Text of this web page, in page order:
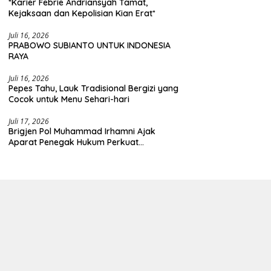
*Karier Febrie Andriansyah Tamat,
Kejaksaan dan Kepolisian Kian Erat*
Juli 16, 2026
PRABOWO SUBIANTO UNTUK INDONESIA
RAYA
Juli 16, 2026
Pepes Tahu, Lauk Tradisional Bergizi yang
Cocok untuk Menu Sehari-hari
Juli 17, 2026
Brigjen Pol Muhammad Irhamni Ajak
Aparat Penegak Hukum Perkuat